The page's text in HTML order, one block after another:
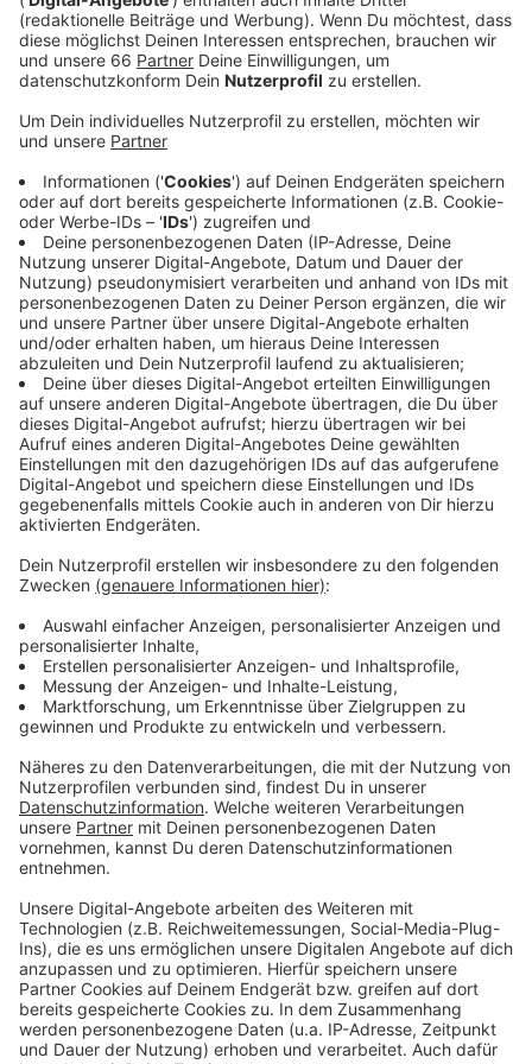
mit 3:1 gewonnen.
Veröffentlicht:Montag, 21.02.2022 05:49
Anzeige
Ein Doppelpack von Rouwen Hennings und das erste
Tor von Neuzugang Daniel Ginczek brachten vor
10.000 Zuschauern in der Arena die Entscheidung. Die
Fortuna hat den Relegationsplatz verlassen und ist
jetzt Dreizehnter. Die Borussia konnte ebenfalls jubeln.
Erst gab es am Freitag einen lockern 3:0-Auswärtssieg
in der Liga in Grünwettersbach. Dann folgte am
Sonntag im ersten Halbfinale der Tischtennis-
Champions-League ein ganz starker Auftritt in
Saarbrücken. Auch beim ewigen Rivalen konnte sich
die Borussia mit 3:0 durchsetzen.
Anzeige
Weitere Infos und Links zum Thema
Anzeige
Homepage der DEG
Homepage von Borussia Düsseldorf
Anzeige
Anzeige